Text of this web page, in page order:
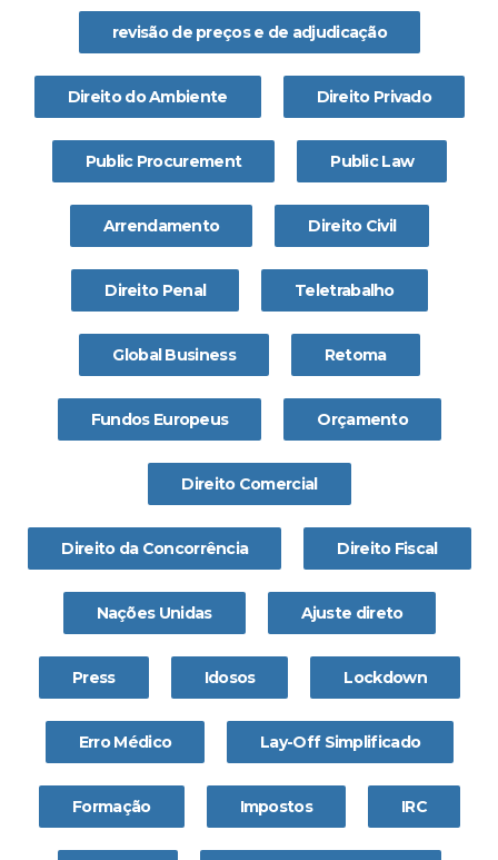
revisão de preços e de adjudicação
Direito do Ambiente Direito Privado
Public Procurement Public Law
Arrendamento Direito Civil
Direito Penal Teletrabalho
Global Business Retoma
Fundos Europeus Orçamento
Direito Comercial
Direito da Concorrência Direito Fiscal
Nações Unidas Ajuste direto
Press Idosos Lockdown
Erro Médico Lay-Off Simplificado
Formação Impostos IRC